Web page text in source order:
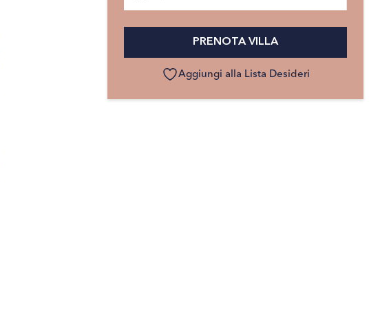
PRENOTA VILLA
Aggiungi alla Lista Desideri